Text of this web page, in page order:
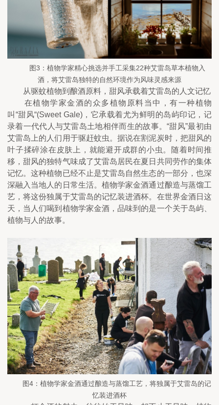
图3：植物学家精心挑选并手工采集22种艾雷岛草本植物入
酒，将艾雷岛独特的自然环境作为风味灵感来源
从驱蚊植物到酿酒原料，甜风承载着艾雷岛的人文记忆
在植物学家金酒的众多植物原料当中，有一种植物
叫“甜风“(Sweet Gale)，它承载着尤为鲜明的岛屿印记，记
录着一代代人与艾雷岛土地相伴而生的故事。“甜风”最初由
艾雷岛上的人们用于驱赶蚊虫。据说在割泥炭时，把甜风的
叶子揉碎涂在皮肤上，就能避开成群的小虫。随着时间推
移，甜风的独特气味成了艾雷岛居民在夏日共同劳作的集体
记忆。这种植物已经不止是艾雷岛自然生态的一部分，也深
深融入当地人的日常生活。植物学家金酒通过酿造与蒸馏工
艺，将这份独属于艾雷岛的记忆装进酒杯。在世界金酒日这
天，当人们喝到植物学家金酒，品味到的是一个关于岛屿、
植物与人的故事。
图4：植物学家金酒通过酿造与蒸馏工艺，将独属于艾雷岛的记
忆装进酒杯